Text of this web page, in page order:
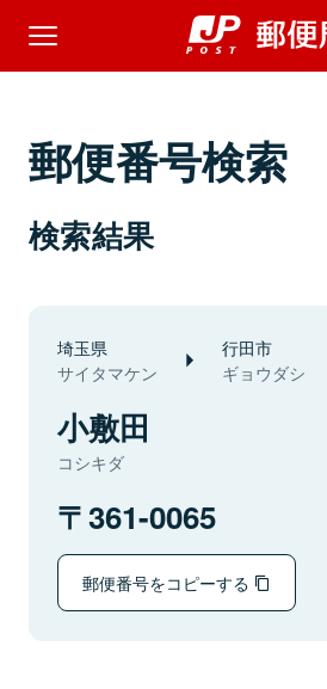
郵便番号検索
検索結果
埼玉県
サイタマケン
行田市
ギョウダシ
小敷田
コシキダ
361-0065
郵便番号をコピーする